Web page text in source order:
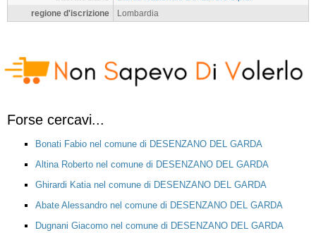
regione d'iscrizione
Lombardia
Forse cercavi...
Bonati Fabio nel comune di DESENZANO DEL GARDA
Altina Roberto nel comune di DESENZANO DEL GARDA
Ghirardi Katia nel comune di DESENZANO DEL GARDA
Abate Alessandro nel comune di DESENZANO DEL GARDA
Dugnani Giacomo nel comune di DESENZANO DEL GARDA